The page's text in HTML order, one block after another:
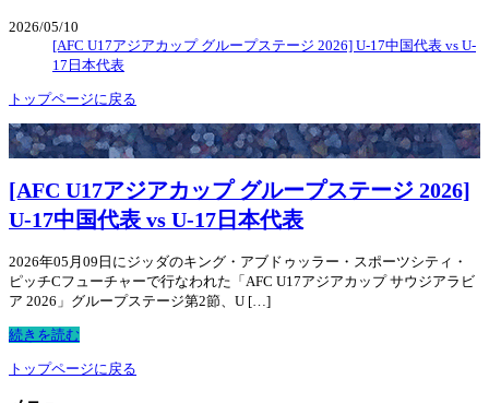
2026/05/10
[AFC U17アジアカップ グループステージ 2026] U-17中国代表 vs U-
17日本代表
トップページに戻る
[AFC U17アジアカップ グループステージ 2026]
U-17中国代表 vs U-17日本代表
2026年05月09日にジッダのキング・アブドゥッラー・スポーツシティ・
ピッチCフューチャーで行なわれた「AFC U17アジアカップ サウジアラビ
ア 2026」グループステージ第2節、U […]
続きを読む
トップページに戻る